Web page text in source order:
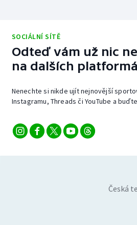
SOCIÁLNÍ SÍTĚ
Odteď vám už nic
na dalších
Nenechte si nikde ujít nejnovější
Instagramu, Threads či YouTube a
Česká